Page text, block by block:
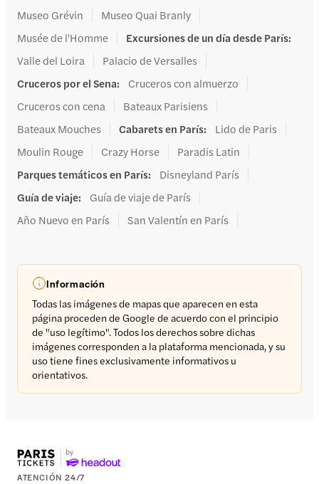
Museo Grévin
Museo Quai Branly
Musée de l'Homme
Excursiones de un día desde París:
Valle del Loira
Palacio de Versalles
Cruceros por el Sena:
Cruceros con almuerzo
Cruceros con cena
Bateaux Parisiens
Bateaux Mouches
Cabarets en París:
Lido de Paris
Moulin Rouge
Crazy Horse
Paradis Latin
Parques temáticos en París:
Disneyland París
Guía de viaje:
Guía de viaje de París
Año Nuevo en París
San Valentín en París
Información
Todas las imágenes de mapas que aparecen en esta
página proceden de Google de acuerdo con el principio
de "uso legítimo". Todos los derechos sobre dichas
imágenes corresponden a la plataforma mencionada, y su
uso tiene fines exclusivamente informativos u
orientativos.
ATENCIÓN 24/7